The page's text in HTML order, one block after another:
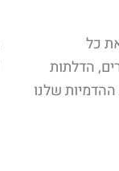
כל
הדלתות
ההדמיות שלנו